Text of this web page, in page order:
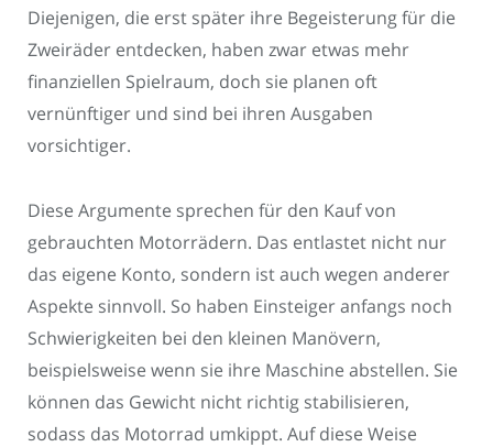
Diejenigen, die erst später ihre Begeisterung für die
Zweiräder entdecken, haben zwar etwas mehr
finanziellen Spielraum, doch sie planen oft
vernünftiger und sind bei ihren Ausgaben
vorsichtiger.
Diese Argumente sprechen für den Kauf von
gebrauchten Motorrädern. Das entlastet nicht nur
das eigene Konto, sondern ist auch wegen anderer
Aspekte sinnvoll. So haben Einsteiger anfangs noch
Schwierigkeiten bei den kleinen Manövern,
beispielsweise wenn sie ihre Maschine abstellen. Sie
können das Gewicht nicht richtig stabilisieren,
sodass das Motorrad umkippt. Auf diese Weise